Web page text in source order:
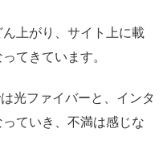
上がり、サイト上に載
てきています。
光ファイバーと、インタ
ていき、不満は感じな